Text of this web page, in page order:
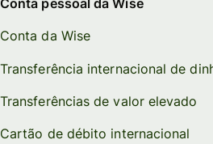
Conta pessoal da Wise
Conta da Wise
Transferência internacional de
Transferências de valor elevado
Cartão de débito internacional